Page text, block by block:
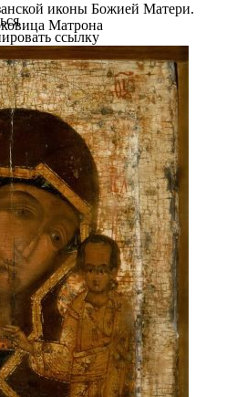
иконы Божией Матери.
Матрона